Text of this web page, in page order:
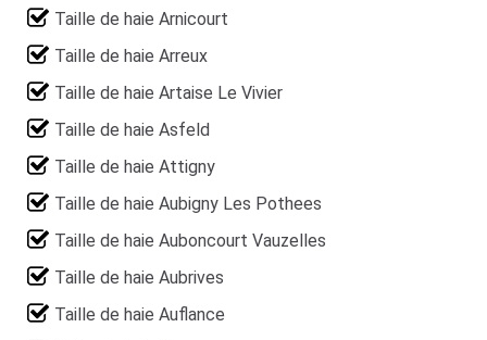
Taille de haie Arnicourt
Taille de haie Arreux
Taille de haie Artaise Le Vivier
Taille de haie Asfeld
Taille de haie Attigny
Taille de haie Aubigny Les Pothees
Taille de haie Auboncourt Vauzelles
Taille de haie Aubrives
Taille de haie Auflance